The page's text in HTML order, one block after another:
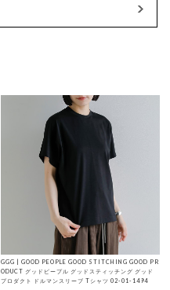
GGG | GOOD PEOPLE GOOD STITCHING GOOD PR
ODUCT グッドピープル グッドスティッチング グッド
プロダクト ドルマンスリーブ Tシャツ 02-01-1494